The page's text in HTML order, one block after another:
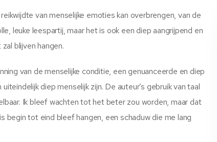
van menselijke emoties kan overbrengen, van de
leuke leespartij, maar het is ook een diep aangrijpend en
blijven hangen.
van de menselijke conditie, een genuanceerde en diep
diep menselijk zijn. De auteur’s gebruik van taal
Ik bleef wachten tot het beter zou worden, maar dat
tot eind bleef hangen, een schaduw die me lang